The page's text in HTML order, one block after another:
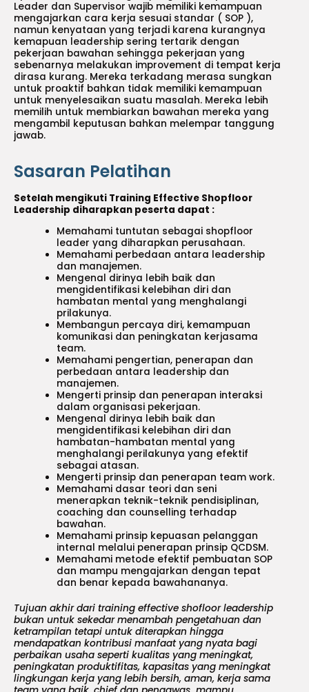
Leader dan Supervisor wajib memiliki kemampuan
mengajarkan cara kerja sesuai standar ( SOP ),
namun kenyataan yang terjadi karena kurangnya
kemapuan leadership sering tertarik dengan
pekerjaan bawahan sehingga pekerjaan yang
sebenarnya melakukan improvement di tempat kerja
dirasa kurang. Mereka terkadang merasa sungkan
untuk proaktif bahkan tidak memiliki kemampuan
untuk menyelesaikan suatu masalah. Mereka lebih
memilih untuk membiarkan bawahan mereka yang
mengambil keputusan bahkan melempar tanggung
jawab.
Sasaran Pelatihan
Setelah mengikuti Training Effective Shopfloor
Leadership diharapkan peserta dapat :
Memahami tuntutan sebagai shopfloor
leader yang diharapkan perusahaan.
Memahami perbedaan antara leadership
dan manajemen.
Mengenal dirinya lebih baik dan
mengidentifikasi kelebihan diri dan
hambatan mental yang menghalangi
prilakunya.
Membangun percaya diri, kemampuan
komunikasi dan peningkatan kerjasama
team.
Memahami pengertian, penerapan dan
perbedaan antara leadership dan
manajemen.
Mengerti prinsip dan penerapan interaksi
dalam organisasi pekerjaan.
Mengenal dirinya lebih baik dan
mengidentifikasi kelebihan diri dan
hambatan-hambatan mental yang
menghalangi perilakunya yang efektif
sebagai atasan.
Mengerti prinsip dan penerapan team work.
Memahami dasar teori dan seni
menerapkan teknik-teknik pendisiplinan,
coaching dan counselling terhadap
bawahan.
Memahami prinsip kepuasan pelanggan
internal melalui penerapan prinsip QCDSM.
Memahami metode efektif pembuatan SOP
dan mampu mengajarkan dengan tepat
dan benar kepada bawahananya.
Tujuan akhir dari training effective shofloor leadership
bukan untuk sekedar menambah pengetahuan dan
ketrampilan tetapi untuk diterapkan hingga
mendapatkan kontribusi manfaat yang nyata bagi
perbaikan usaha seperti kualitas yang meningkat,
peningkatan produktifitas, kapasitas yang meningkat
lingkungan kerja yang lebih bersih, aman, kerja sama